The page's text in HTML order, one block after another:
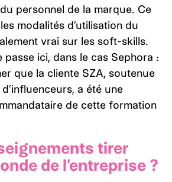
personnel de la marque. Ce
modalités d’utilisation du
vrai sur les soft-skills.
passe ici, dans le cas Sephora :
que la cliente SZA, soutenue
a été une
de cette formation
tirer
de l’entreprise ?